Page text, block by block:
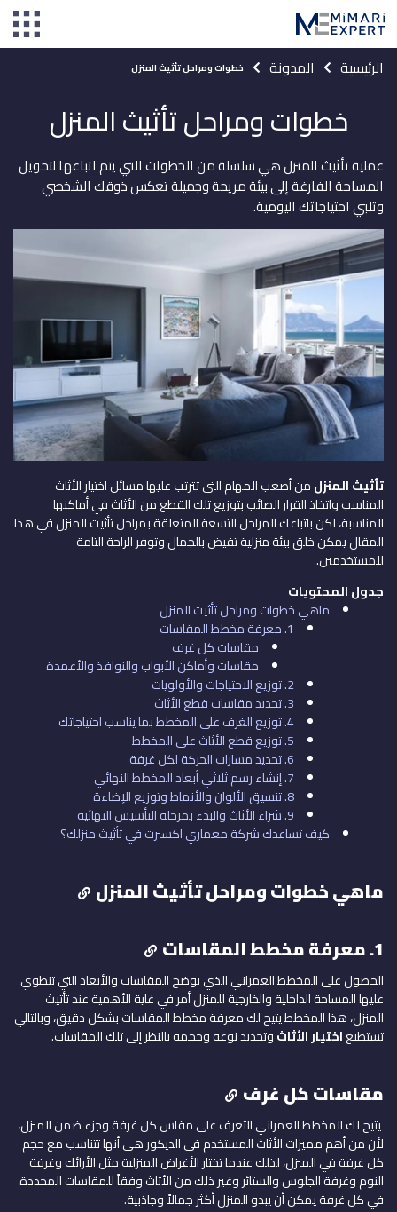
الرئيسية المدونة خطوات ومراحل تأثيث المنزل
خطوات ومراحل تأثيث المنزل
عملية تأثيث المنزل هي سلسلة من الخطوات التي يتم اتباعها لتحويل
المساحة الفارغة إلى بيئة مريحة وجميلة تعكس ذوقك الشخصي
وتلبي احتياجاتك اليومية.
تأثيث المنزلمن أصعب المهام التي تترتب عليها مسائل اختيار الأثاث
المناسب واتخاذ القرار الصائب بتوزيع تلك القطع من الأثاث في أماكنها
المناسبة، لكن باتباعك المراحل التسعة المتعلقة بمراحل تأثيث المنزل في هذا
المقال يمكن خلق بيئة منزلية تفيض بالجمال وتوفر الراحة التامة
للمستخدمين.
جدول المحتويات
ماهي خطوات ومراحل تأثيث المنزل
1. معرفة مخطط المقاسات
مقاسات كل غرف
مقاسات وأماكن الأبواب والنوافذ والأعمدة
2. توزيع الاحتياجات والأولويات
3. تحديد مقاسات قطع الأثاث
4. توزيع الغرف على المخطط بما يناسب احتياجاتك
5. توزيع قطع الأثاث على المخطط
6. تحديد مسارات الحركة لكل غرفة
7. إنشاء رسم ثلاثي أبعاد المخطط النهائي
8. تنسيق الألوان والأنماط وتوزيع الإضاءة
9. شراء الأثاث والبدء بمرحلة التأسيس النهائية
كيف تساعدك شركة معماري اكسبرت في تأثيث منزلك؟
ماهي خطوات ومراحل تأثيث المنزل
1. معرفة مخطط المقاسات
الحصول على المخطط العمراني الذي يوضح المقاسات والأبعاد التي تنطوي
عليها المساحة الداخلية والخارجية للمنزل أمر في غاية الأهمية عند تأثيث
المنزل، هذا المخطط يتيح لك معرفة مخطط المقاسات بشكل دقيق، وبالتالي
تستطيعاختيار الأثاثوتحديد نوعه وحجمه بالنظر إلى تلك المقاسات.
مقاسات كل غرف
يتيح لك المخطط العمراني التعرف على مقاس كل غرفة وجزء ضمن المنزل،
لأن من أهم مميزات الأثاث المستخدم في الديكور هي أنها تتناسب مع حجم
كل غرفة في المنزل، لذلك عندما تختار الأغراض المنزلية مثل الأرائك وغرفة
النوم وغرفة الجلوس والستائر وغير ذلك من الأثاث وفقاً للمقاسات المحددة
في كل غرفة يمكن أن يبدو المنزل أكثر جمالاً وجاذبية.